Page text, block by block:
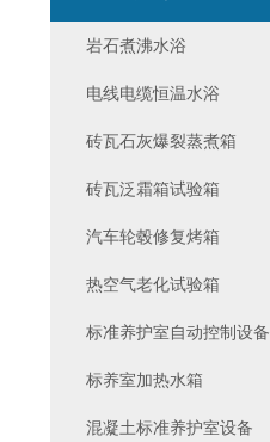
岩石煮沸水浴
电线电缆恒温水浴
砖瓦石灰爆裂蒸煮箱
砖瓦泛霜箱试验箱
汽车轮毂修复烤箱
热空气老化试验箱
标准养护室自动控制设备
标养室加热水箱
混凝土标准养护室设备